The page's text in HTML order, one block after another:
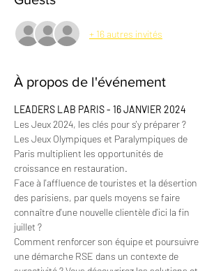
+ 16 autres invités
À propos de l'événement
LEADERS LAB PARIS - 16 JANVIER 2024
Les Jeux 2024, les clés pour s'y préparer ?
Les Jeux Olympiques et Paralympiques de
Paris multiplient les opportunités de
croissance en restauration.
Face à l'affluence de touristes et la désertion
des parisiens, par quels moyens se faire
connaître d'une nouvelle clientèle d'ici la fin
juillet ?
Comment renforcer son équipe et poursuivre
une démarche RSE dans un contexte de